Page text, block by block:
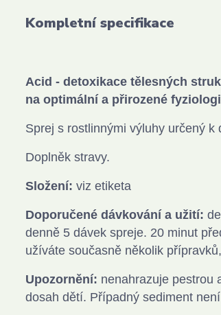
Kompletní specifikace
Acid - detoxikace tělesných
na optimální a přirozené
Sprej s rostlinnými výluhy určený k
Doplněk stravy.
Složení: viz etiketa
Doporučené dávkování a užití:
denně 5 dávek spreje. 20 minut
užíváte současně několik
Upozornění: nenahrazuje pestrou
dosah dětí. Případný sediment